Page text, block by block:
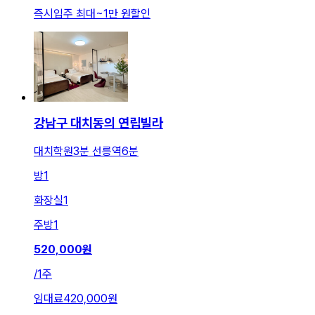
즉시입주 최대~1만 원할인
강남구 대치동의 연립빌라
대치학원3분 선릉역6분
방1
화장실1
주방1
520,000원
/1주
임대료420,000원